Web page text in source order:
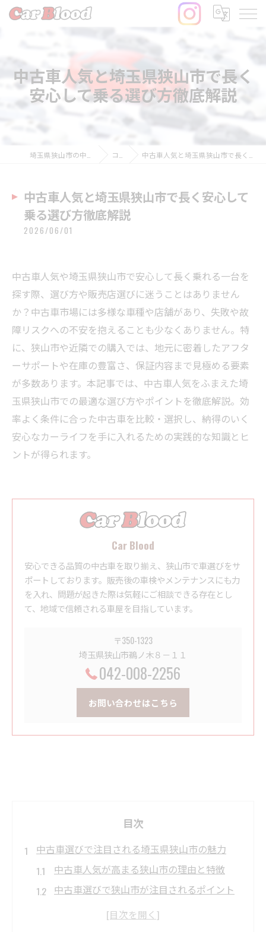
中古車人気と埼玉県狭山市で長く
安心して乗る選び方徹底解説
コラム 中古車人気と埼玉県狭山市で長く安心して乗る選び方徹底解説
中古車人気と埼玉県狭山市で長く安心して
乗る選び方徹底解説
2026/06/01
中古車人気や埼玉県狭山市で安心して長く乗れる一台を
探す際、選び方や販売店選びに迷うことはありません
か？中古車市場には多様な車種や店舗があり、失敗や故
障リスクへの不安を抱えることも少なくありません。特
に、狭山市や近隣での購入では、地元に密着したアフタ
ーサポートや在庫の豊富さ、保証内容まで見極める要素
が多数あります。本記事では、中古車人気をふまえた埼
玉県狭山市での最適な選び方やポイントを徹底解説。効
率よく条件に合った中古車を比較・選択し、納得のいく
安心なカーライフを手に入れるための実践的な知識とヒ
ントが得られます。
Car Blood
安心できる品質の中古車を取り揃え、狭山市で車選びをサ
ポートしております。販売後の車検やメンテナンスにも力
を入れ、問題が起きた際は気軽にご相談できる存在とし
て、地域で信頼される車屋を目指しています。
〒350-1323
埼玉県狭山市鵜ノ木８－１１
042-008-2256
お問い合わせはこちら
目次
中古車選びで注目される埼玉県狭山市の魅力
中古車人気が高まる狭山市の理由と特徴
中古車選びで狭山市が注目されるポイント
狭山市で中古車需要が伸びる背景とは